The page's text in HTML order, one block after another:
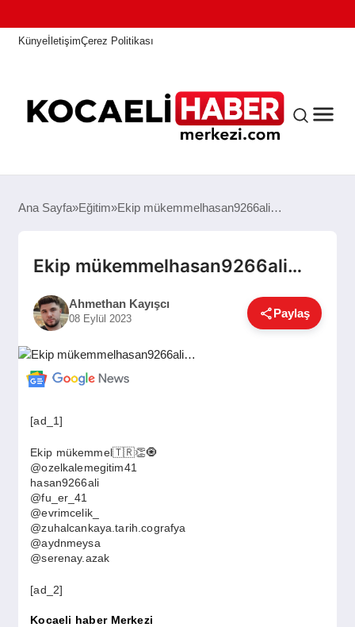
KünyeİletişimÇerez Politikası
ANASAYFA
KOCAELI HABER
ASAYIŞ
GÜNDEM
SIYASET
EĞITIM
EKONOMI
DÜNYA
Ana Sayfa Eğitim Ekip mükemmelhasan9266ali…
Ekip mükemmelhasan9266ali…
Ahmethan Kayışcı
08 Eylül 2023 Paylaş
[ad_1]
Ekip mükemmel🇹🇷👏🧿
@ozelkalemegitim41
hasan9266ali
@fu_er_41
@evrimcelik_
@zuhalcankaya.tarih.cografya
@aydnmeysa
@serenay.azak
[ad_2]
Kocaeli haber Merkezi